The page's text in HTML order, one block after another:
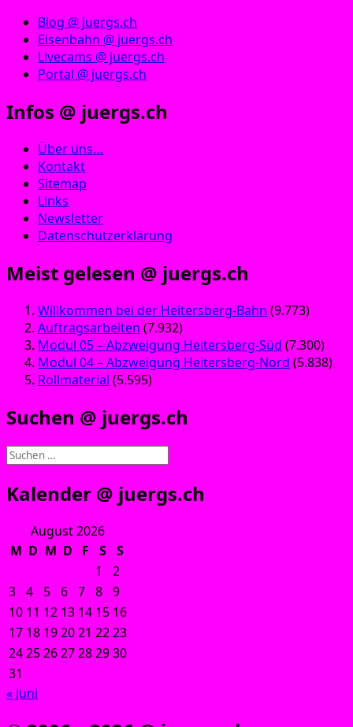
Blog @ juergs.ch
Eisenbahn @ juergs.ch
Livecams @ juergs.ch
Portal @ juergs.ch
Infos @ juergs.ch
Über uns…
Kontakt
Sitemap
Links
Newsletter
Datenschutzerklärung
Meist gelesen @ juergs.ch
Willkommen bei der Heitersberg-Bahn (9.773)
Auftragsarbeiten (7.932)
Modul 05 – Abzweigung Heitersberg-Süd (7.300)
Modul 04 – Abzweigung Heitersberg-Nord (5.838)
Rollmaterial (5.595)
Suchen @ juergs.ch
Suchen
Kalender @ juergs.ch
August 2026
M D M D F S
S
1
2
3 4 5 6 7 8 9
10 11 12 13 14 15 16
17 18 192021 2223
24252627282930
31
« Juni